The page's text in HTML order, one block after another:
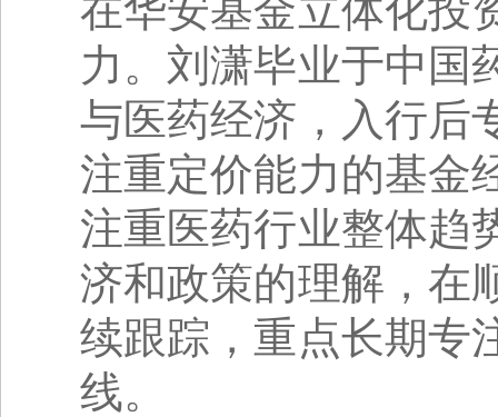
在华安基金立体化投
力。刘潇毕业于中国
与医药经济，入行后
注重定价能力的基金
注重医药行业整体趋
济和政策的理解，在
续跟踪，重点长期专
线。